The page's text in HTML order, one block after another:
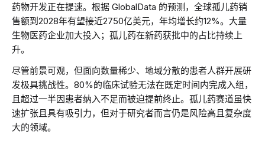
药物开发正在提速。根据 GlobalData 的预测，全球孤儿药销
售额到2028年有望接近2750亿美元，年均增长约12%。大量
生物医药企业加大投入；孤儿药在新药获批中的占比持续上
升。
尽管前景可观，但面向数量稀少、地域分散的患者人群开展研
发极具挑战性。80%的临床试验无法在既定时间内完成入组，
且超过一半因患者纳入不足而被迫提前终止。孤儿药赛道虽快
速扩张且具有吸引力，但对于研究者而言仍是风险高且复杂度
大的领域。